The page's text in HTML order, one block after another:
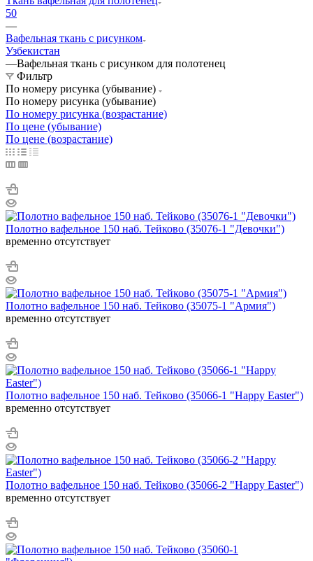
50
—
Вафельная ткань с рисунком
Узбекистан
—Вафельная ткань с рисунком для полотенец
Фильтр
По номеру рисунка (убывание)
По номеру рисунка (убывание)
По номеру рисунка (возрастание)
По цене (убывание)
По цене (возрастание)
Полотно вафельное 150 наб. Тейково (35076-1 "Девочки")
временно отсутствует
Полотно вафельное 150 наб. Тейково (35075-1 "Армия")
временно отсутствует
Полотно вафельное 150 наб. Тейково (35066-1 "Happy Easter")
временно отсутствует
Полотно вафельное 150 наб. Тейково (35066-2 "Happy Easter")
временно отсутствует